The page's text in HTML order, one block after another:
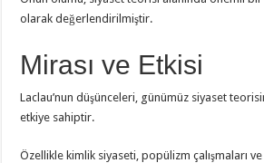
olarak değerlendirilmiştir.
Mirası ve Etkisi
Laclau’nun düşünceleri, günümüz siyaset
etkiye sahiptir.
Özellikle kimlik siyaseti, popülizm çalışmaları